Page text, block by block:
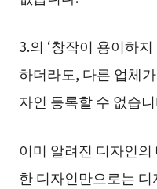
3.의 ‘창작이 용이하
하더라도, 다른 업체
자인 등록할 수 없습
이미 알려진 디자인
한 디자인만으로는